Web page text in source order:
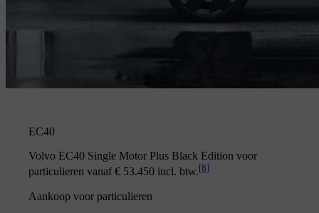
EC40
Volvo EC40 Single Motor Plus Black Edition voor
particulieren vanaf € 53.450 incl. btw.[8]
Aankoop voor particulieren